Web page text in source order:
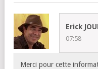
Erick
07:58
Merci pour cette